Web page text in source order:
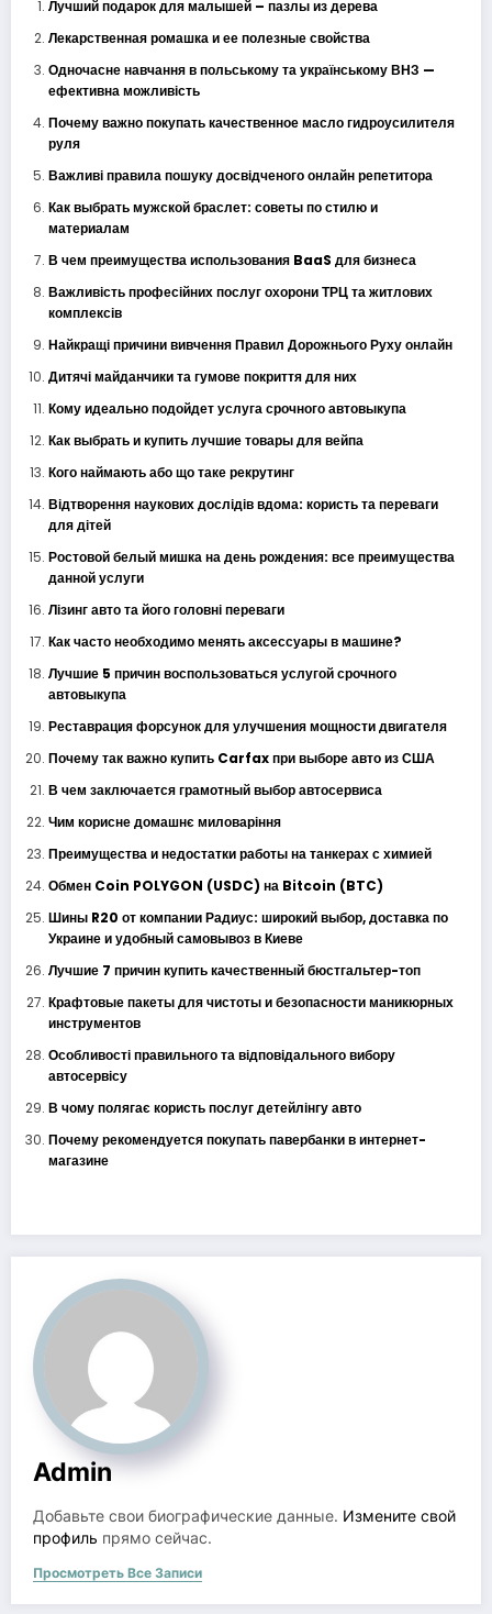
Лучший подарок для малышей – пазлы из дерева
Лекарственная ромашка и ее полезные свойства
Одночасне навчання в польському та українському ВНЗ —
ефективна можливість
Почему важно покупать качественное масло гидроусилителя
руля
Важливі правила пошуку досвідченого онлайн репетитора
Как выбрать мужской браслет: советы по стилю и
материалам
В чем преимущества использования BaaS для бизнеса
Важливість професійних послуг охорони ТРЦ та житлових
комплексів
Найкращі причини вивчення Правил Дорожнього Руху онлайн
Дитячі майданчики та гумове покриття для них
Кому идеально подойдет услуга срочного автовыкупа
Как выбрать и купить лучшие товары для вейпа
Кого наймають або що таке рекрутинг
Відтворення наукових дослідів вдома: користь та переваги
для дітей
Ростовой белый мишка на день рождения: все преимущества
данной услуги
Лізинг авто та його головні переваги
Как часто необходимо менять аксессуары в машине?
Лучшие 5 причин воспользоваться услугой срочного
автовыкупа
Реставрация форсунок для улучшения мощности двигателя
Почему так важно купить Carfax при выборе авто из США
В чем заключается грамотный выбор автосервиса
Чим корисне домашнє миловаріння
Преимущества и недостатки работы на танкерах с химией
Обмен Coin POLYGON (USDC) на Bitcoin (BTC)
Шины R20 от компании Радиус: широкий выбор, доставка по
Украине и удобный самовывоз в Киеве
Лучшие 7 причин купить качественный бюстгальтер-топ
Крафтовые пакеты для чистоты и безопасности маникюрных
инструментов
Особливості правильного та відповідального вибору
автосервісу
В чому полягає користь послуг детейлінгу авто
Почему рекомендуется покупать павербанки в интернет-
магазине
Admin
Добавьте свои биографические данные. Измените свой
профиль прямо сейчас.
Просмотреть Все Записи